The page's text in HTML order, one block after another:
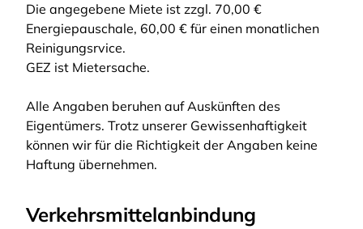
Die angegebene Miete ist zzgl. 70,00 €
Energiepauschale, 60,00 € für einen monatlichen
Reinigungsrvice.
GEZ ist Mietersache.
Alle Angaben beruhen auf Auskünften des
Eigentümers. Trotz unserer Gewissenhaftigkeit
können wir für die Richtigkeit der Angaben keine
Haftung übernehmen.
Verkehrsmittelanbindung